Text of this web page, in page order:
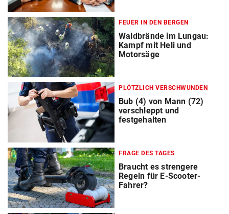
FEUER IN DEN BERGEN
Waldbrände im Lungau:
Kampf mit Heli und
Motorsäge
PLÖTZLICH VERSCHWUNDEN
Bub (4) von Mann (72)
verschleppt und
festgehalten
FRAGE DES TAGES
Braucht es strengere
Regeln für E-Scooter-
Fahrer?